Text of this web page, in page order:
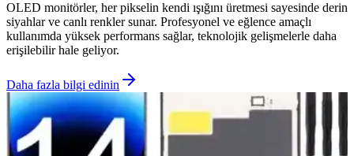
OLED monitörler, her pikselin kendi ışığını üretmesi sayesinde derin
siyahlar ve canlı renkler sunar. Profesyonel ve eğlence amaçlı
kullanımda yüksek performans sağlar, teknolojik gelişmelerle daha
erişilebilir hale geliyor.
Daha fazla bilgi edinin